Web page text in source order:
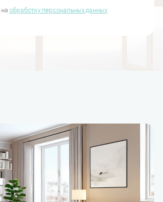
обработку персональных данных